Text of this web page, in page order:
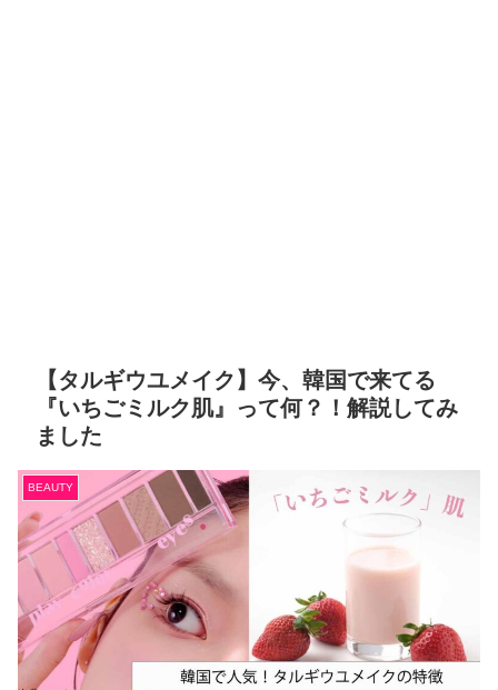
【タルギウユメイク】今、韓国で来てる
『いちごミルク肌』って何？！解説してみ
ました
BEAUTY